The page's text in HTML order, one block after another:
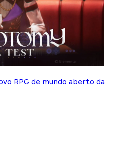
RPG de mundo aberto da